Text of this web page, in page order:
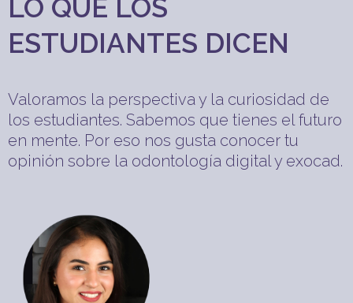
LO QUE LOS
ESTUDIANTES DICEN
Valoramos la perspectiva y la curiosidad de
los estudiantes. Sabemos que tienes el futuro
en mente. Por eso nos gusta conocer tu
opinión sobre la odontología digital y exocad.